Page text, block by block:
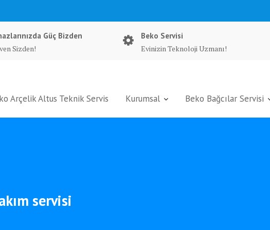
Güç Bizden
Sizden!
Beko Servisi
Evinizin Teknoloji Uzmanı!
Arçelik Altus Teknik Servis Kurumsal Beko Bağcılar Servisi
servisi